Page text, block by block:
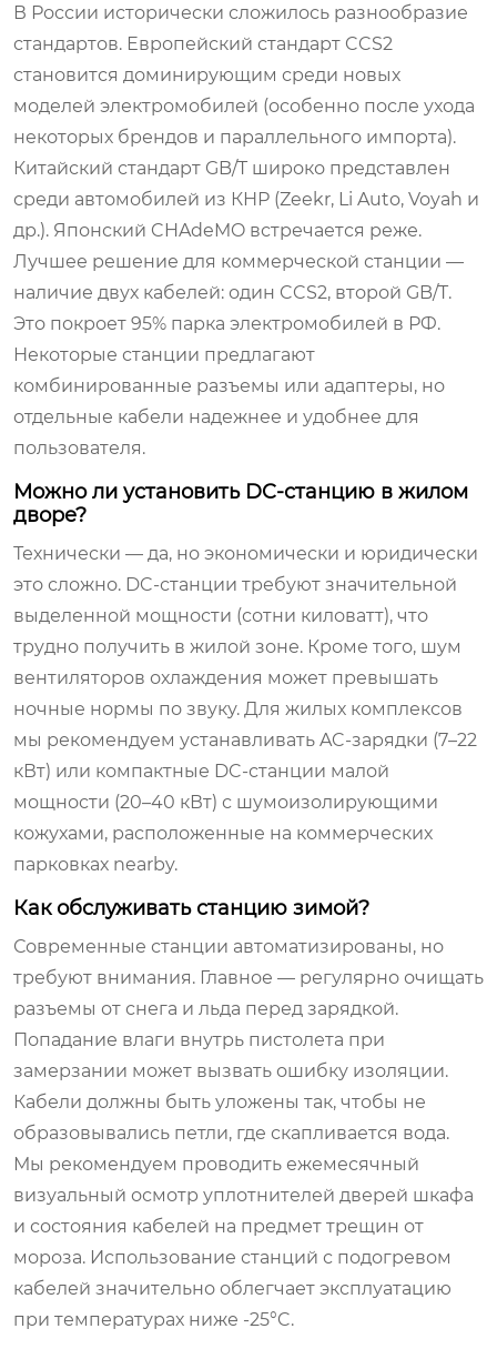
В России исторически сложилось разнообразие
стандартов. Европейский стандарт CCS2
становится доминирующим среди новых
моделей электромобилей (особенно после ухода
некоторых брендов и параллельного импорта).
Китайский стандарт GB/T широко представлен
среди автомобилей из КНР (Zeekr, Li Auto, Voyah и
др.). Японский CHAdeMO встречается реже.
Лучшее решение для коммерческой станции —
наличие двух кабелей: один CCS2, второй GB/T.
Это покроет 95% парка электромобилей в РФ.
Некоторые станции предлагают
комбинированные разъемы или адаптеры, но
отдельные кабели надежнее и удобнее для
пользователя.
Можно ли установить DC-станцию в жилом
дворе?
Технически — да, но экономически и юридически
это сложно. DC-станции требуют значительной
выделенной мощности (сотни киловатт), что
трудно получить в жилой зоне. Кроме того, шум
вентиляторов охлаждения может превышать
ночные нормы по звуку. Для жилых комплексов
мы рекомендуем устанавливать AC-зарядки (7–22
кВт) или компактные DC-станции малой
мощности (20–40 кВт) с шумоизолирующими
кожухами, расположенные на коммерческих
парковках nearby.
Как обслуживать станцию зимой?
Современные станции автоматизированы, но
требуют внимания. Главное — регулярно очищать
разъемы от снега и льда перед зарядкой.
Попадание влаги внутрь пистолета при
замерзании может вызвать ошибку изоляции.
Кабели должны быть уложены так, чтобы не
образовывались петли, где скапливается вода.
Мы рекомендуем проводить ежемесячный
визуальный осмотр уплотнителей дверей шкафа
и состояния кабелей на предмет трещин от
мороза. Использование станций с подогревом
кабелей значительно облегчает эксплуатацию
при температурах ниже -25°C.